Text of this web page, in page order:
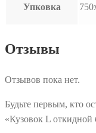
Упковка
Отзывы
Отзывов пока нет.
Будьте первым, кто
«Кузовок L откидной